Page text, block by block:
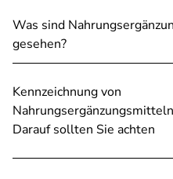
Was sind
gesehen?
Kennzeichnung von
Darauf sollten Sie achten